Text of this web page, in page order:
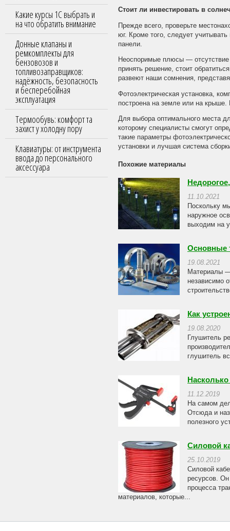
Какие курсы 1С выбрать и
на что обратить внимание
Донные клапаны и
ремкомплекты для
бензовозов и
топливозаправщиков:
надёжность, безопасность
и бесперебойная
эксплуатация
Термообувь: комфорт та
захист у холодну пору
Клавиатуры: от инструмента
ввода до персонального
аксессуара
Стоит ли инвестировать в
Прежде всего, проверьте
юг. Кроме того, следует
панели.
Неоспоримые плюсы —
принять решение, стоит
развеют наши сомнения,
Фотоэлектрическая установка,
построена на земле или на крыше.
Для выбора оптимального места
которому специалисты смогут
такие параметры
установки и лучшая система
Похожие материалы
11.10.2021
Поскольку
наружное
выходим на
Основные
19.08.2021
Материалы
независимо
Как
19.08.2020
Глушитель
глушитель
11.12.2019
На самом
Отсюда и
полезного
Силовой
25.10.2019
Силовой
ресурсов. Он
процесса
материалов, которые...